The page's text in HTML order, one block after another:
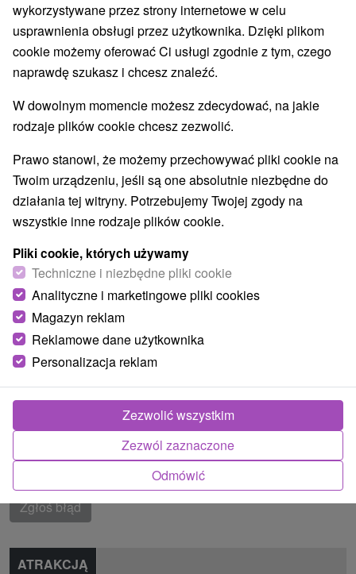
Opinii Google
Jasovská jaskyňa
044 23 Jasov
GPS:
N +48° 40' 37.24''
E +20° 58' 37.93''
Region turystyczny
vrchovina, Slovenské rudohorie, Slovenský Kras, Volovské
vrchy
Znalazłeś błąd lub chcesz polecić nam nową atrakcję
Zgłoś błąd
ATRAKCJĄ
wykorzystywane przez strony internetowe w celu
usprawnienia obsługi przez użytkownika. Dzięki plikom
cookie możemy oferować Ci usługi zgodnie z tym, czego
naprawdę szukasz i chcesz znaleźć.
W dowolnym momencie możesz zdecydować, na jakie
rodzaje plików cookie chcesz zezwolić.
Prawo stanowi, że możemy przechowywać pliki cookie na
Twoim urządzeniu, jeśli są one absolutnie niezbędne do
działania tej witryny. Potrzebujemy Twojej zgody na
wszystkie inne rodzaje plików cookie.
Pliki cookie, których używamy
Techniczne i niezbędne pliki cookie
Analityczne i marketingowe pliki cookies
Magazyn reklam
Reklamowe dane użytkownika
Personalizacja reklam
Odmówić
Zezwól zaznaczone
Zezwolić wszystkim